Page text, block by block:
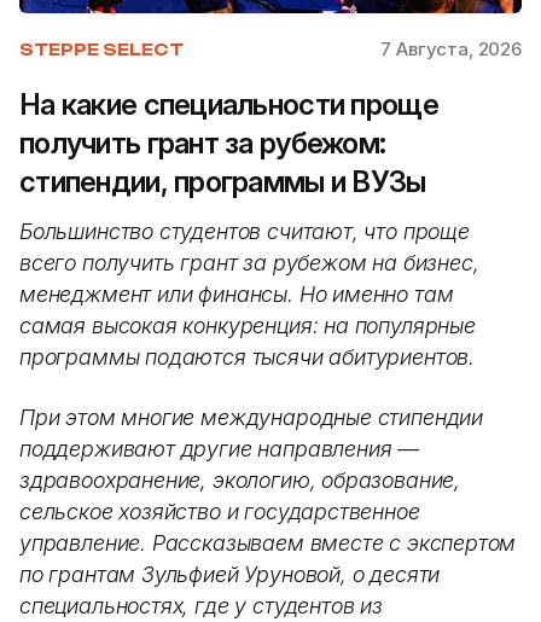
STEPPE SELECT 7 Августа, 2026
На какие специальности проще
получить грант за рубежом:
стипендии, программы и ВУЗы
Большинство студентов считают, что проще
всего получить грант за рубежом на бизнес,
менеджмент или финансы. Но именно там
самая высокая конкуренция: на популярные
программы подаются тысячи абитуриентов.
При этом многие международные стипендии
поддерживают другие направления —
здравоохранение, экологию, образование,
сельское хозяйство и государственное
управление. Рассказываем вместе с экспертом
по грантам Зульфией Уруновой, о десяти
специальностях, где у студентов из